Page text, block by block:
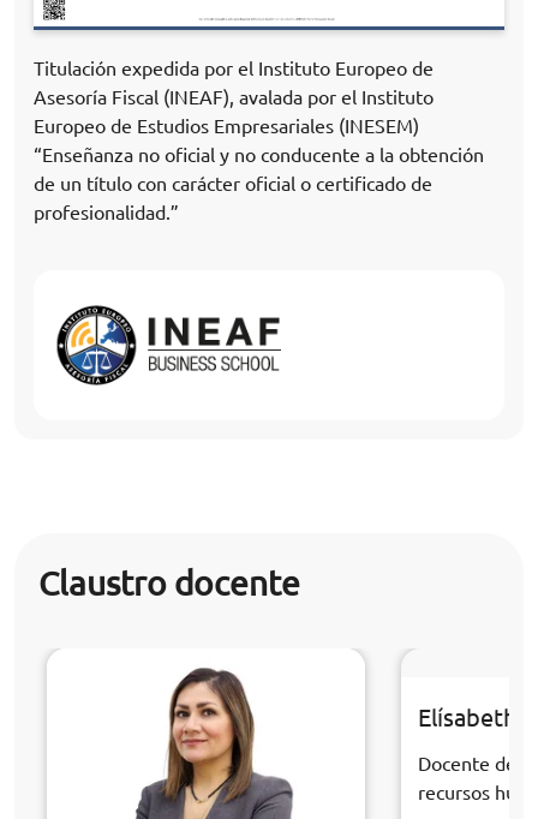
Titulación expedida por el Instituto Europeo de
Asesoría Fiscal (INEAF), avalada por el Instituto
Europeo de Estudios Empresariales (INESEM)
“Enseñanza no oficial y no conducente a la obtención
de un título con carácter oficial o certificado de
profesionalidad.”
Claustro docente
Elísabeth
Docente de
recursos